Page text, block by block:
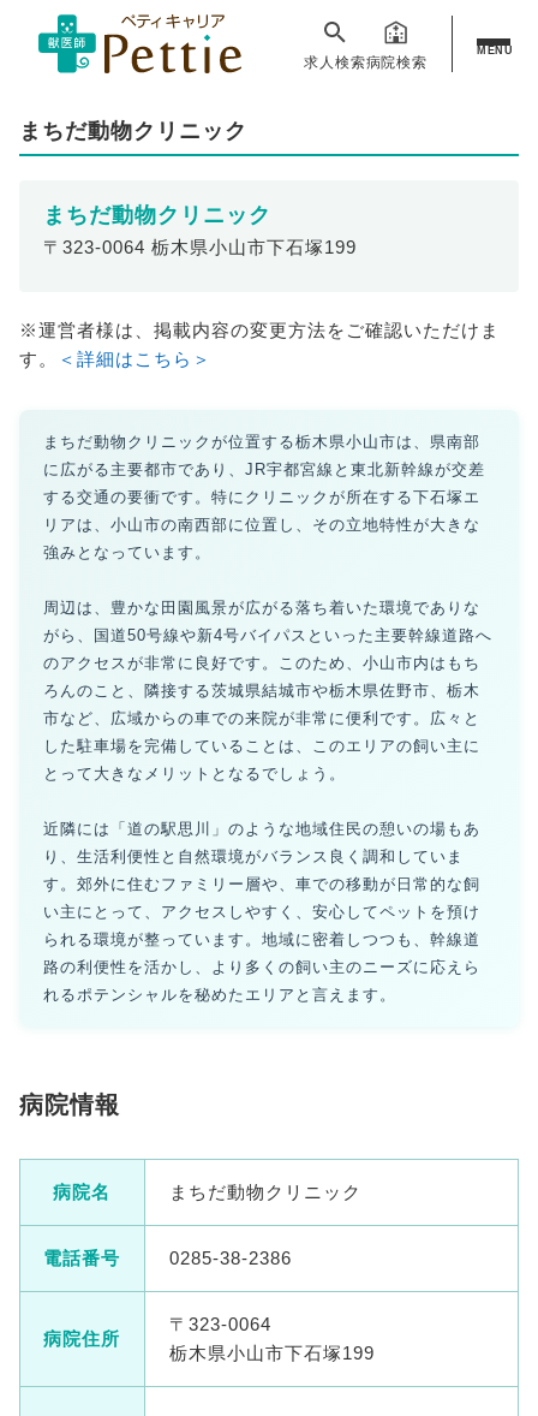
求人検索病院検索
MENU
まちだ動物クリニック
まちだ動物クリニック
〒323-0064 栃木県小山市下石塚199
※運営者様は、掲載内容の変更方法をご確認いただけま
す。
＜詳細はこちら＞
まちだ動物クリニックが位置する栃木県小山市は、県南部
に広がる主要都市であり、JR宇都宮線と東北新幹線が交差
する交通の要衝です。特にクリニックが所在する下石塚エ
リアは、小山市の南西部に位置し、その立地特性が大きな
強みとなっています。
周辺は、豊かな田園風景が広がる落ち着いた環境でありな
がら、国道50号線や新4号バイパスといった主要幹線道路へ
のアクセスが非常に良好です。このため、小山市内はもち
ろんのこと、隣接する茨城県結城市や栃木県佐野市、栃木
市など、広域からの車での来院が非常に便利です。広々と
した駐車場を完備していることは、このエリアの飼い主に
とって大きなメリットとなるでしょう。
近隣には「道の駅思川」のような地域住民の憩いの場もあ
り、生活利便性と自然環境がバランス良く調和していま
す。郊外に住むファミリー層や、車での移動が日常的な飼
い主にとって、アクセスしやすく、安心してペットを預け
られる環境が整っています。地域に密着しつつも、幹線道
路の利便性を活かし、より多くの飼い主のニーズに応えら
れるポテンシャルを秘めたエリアと言えます。
病院情報
病院名 まちだ動物クリニック
電話番号 0285-38-2386
病院住所
〒323-0064
栃木県小山市下石塚199